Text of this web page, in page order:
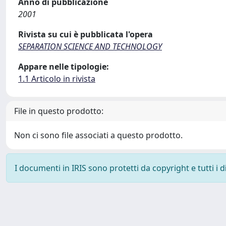
2001
Rivista su cui è pubblicata l'opera
SEPARATION SCIENCE AND TECHNOLOGY
Appare nelle tipologie:
1.1 Articolo in rivista
File in questo prodotto:
Non ci sono file associati a questo prodotto.
I documenti in IRIS sono protetti da copyright e tutti i